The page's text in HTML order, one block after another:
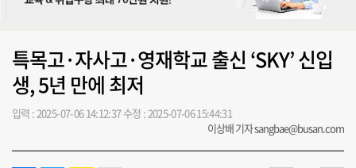
특목고·자사고·영재학교 출신 ‘SKY’ 신입
생, 5년 만에 최저
입력 : 2025-07-06 14:12:37수정 : 2025-07-06 15:44:31
이상배 기자 sangbae@busan.com